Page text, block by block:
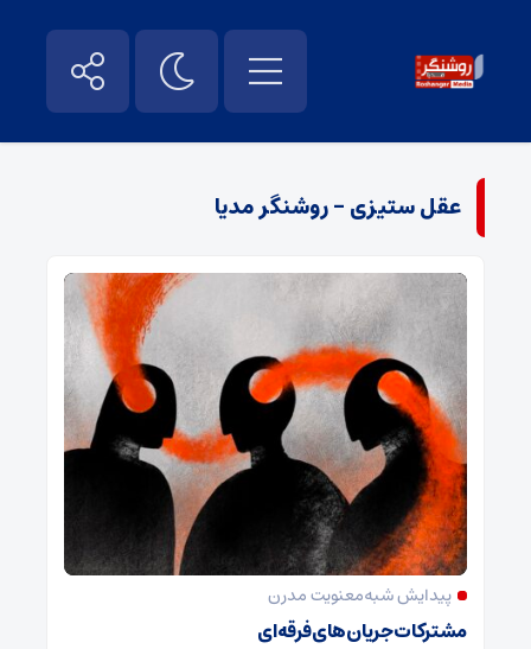
عقل ستیزی - روشنگر مدیا
پیدایش شبه‌معنویت مدرن
مشترکات جریان‌های فرقه‌ای